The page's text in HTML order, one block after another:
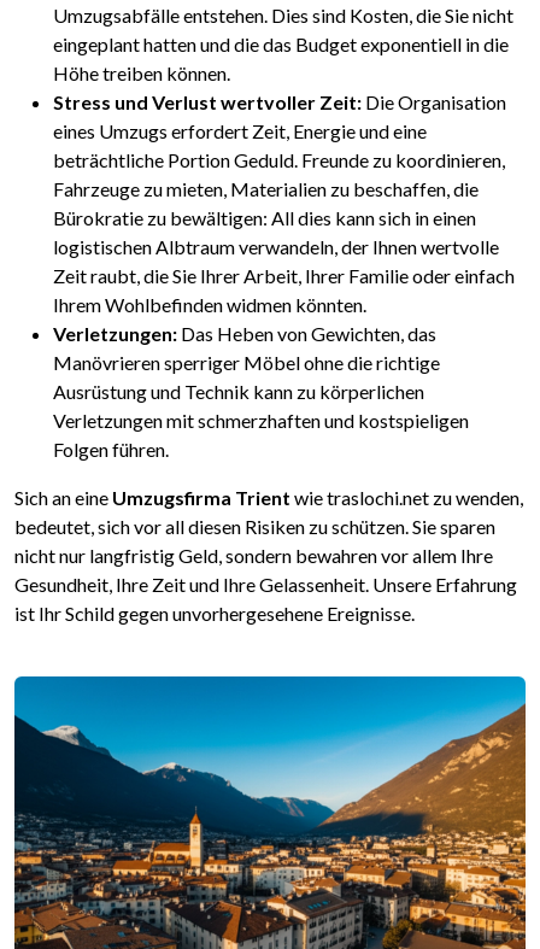
Umzugsabfälle entstehen. Dies sind Kosten, die Sie nicht
eingeplant hatten und die das Budget exponentiell in die
Höhe treiben können.
Stress und Verlust wertvoller Zeit: Die Organisation
eines Umzugs erfordert Zeit, Energie und eine
beträchtliche Portion Geduld. Freunde zu koordinieren,
Fahrzeuge zu mieten, Materialien zu beschaffen, die
Bürokratie zu bewältigen: All dies kann sich in einen
logistischen Albtraum verwandeln, der Ihnen wertvolle
Zeit raubt, die Sie Ihrer Arbeit, Ihrer Familie oder einfach
Ihrem Wohlbefinden widmen könnten.
Verletzungen: Das Heben von Gewichten, das
Manövrieren sperriger Möbel ohne die richtige
Ausrüstung und Technik kann zu körperlichen
Verletzungen mit schmerzhaften und kostspieligen
Folgen führen.
Sich an eine Umzugsfirma Trient wie traslochi.net zu wenden,
bedeutet, sich vor all diesen Risiken zu schützen. Sie sparen
nicht nur langfristig Geld, sondern bewahren vor allem Ihre
Gesundheit, Ihre Zeit und Ihre Gelassenheit. Unsere Erfahrung
ist Ihr Schild gegen unvorhergesehene Ereignisse.